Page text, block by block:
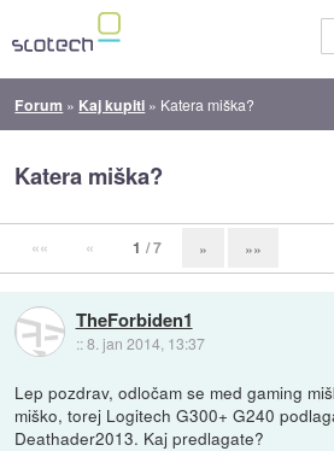
Forum » Kaj kupiti » Katera miška?
Katera miška?
«« « 1 / 7 » »»
TheForbiden1
::8. jan 2014, 13:37
Lep pozdrav, odločam se med gaming
miško, torej Logitech G300+ G240
Deathader2013. Kaj predlagate?